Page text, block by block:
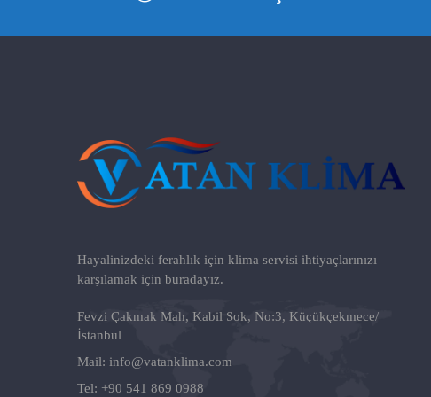
Hayalinizdeki ferahlık için klima servisi ihtiyaçlarınızı
karşılamak için buradayız.
Fevzi Çakmak Mah, Kabil Sok, No:3, Küçükçekmece/
İstanbul
Mail: info@vatanklima.com
Tel: +90 541 869 0988